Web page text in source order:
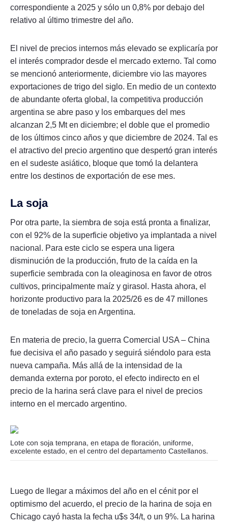
correspondiente a 2025 y sólo un 0,8% por debajo del
relativo al último trimestre del año.
El nivel de precios internos más elevado se explicaría por
el interés comprador desde el mercado externo. Tal como
se mencionó anteriormente, diciembre vio las mayores
exportaciones de trigo del siglo. En medio de un contexto
de abundante oferta global, la competitiva producción
argentina se abre paso y los embarques del mes
alcanzan 2,5 Mt en diciembre; el doble que el promedio
de los últimos cinco años y que diciembre de 2024. Tal es
el atractivo del precio argentino que despertó gran interés
en el sudeste asiático, bloque que tomó la delantera
entre los destinos de exportación de ese mes.
La soja
Por otra parte, la siembra de soja está pronta a finalizar,
con el 92% de la superficie objetivo ya implantada a nivel
nacional. Para este ciclo se espera una ligera
disminución de la producción, fruto de la caída en la
superficie sembrada con la oleaginosa en favor de otros
cultivos, principalmente maíz y girasol. Hasta ahora, el
horizonte productivo para la 2025/26 es de 47 millones
de toneladas de soja en Argentina.
En materia de precio, la guerra Comercial USA – China
fue decisiva el año pasado y seguirá siéndolo para esta
nueva campaña. Más allá de la intensidad de la
demanda externa por poroto, el efecto indirecto en el
precio de la harina será clave para el nivel de precios
interno en el mercado argentino.
Lote con soja temprana, en etapa de floración, uniforme,
excelente estado, en el centro del departamento Castellanos.
Luego de llegar a máximos del año en el cénit por el
optimismo del acuerdo, el precio de la harina de soja en
Chicago cayó hasta la fecha u$s 34/t, o un 9%. La harina